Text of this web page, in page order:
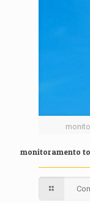
monitoramento